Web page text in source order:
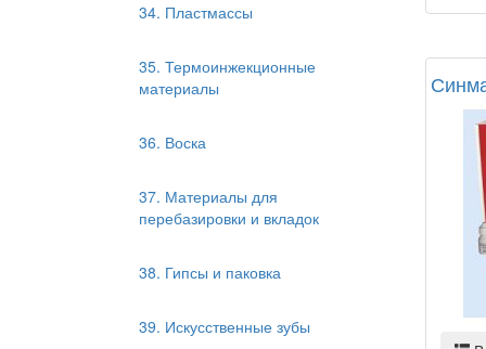
34. Пластмассы
35. Термоинжекционные
материалы
36. Воска
37. Материалы для
перебазировки и вкладок
38. Гипсы и паковка
39. Искусственные зубы